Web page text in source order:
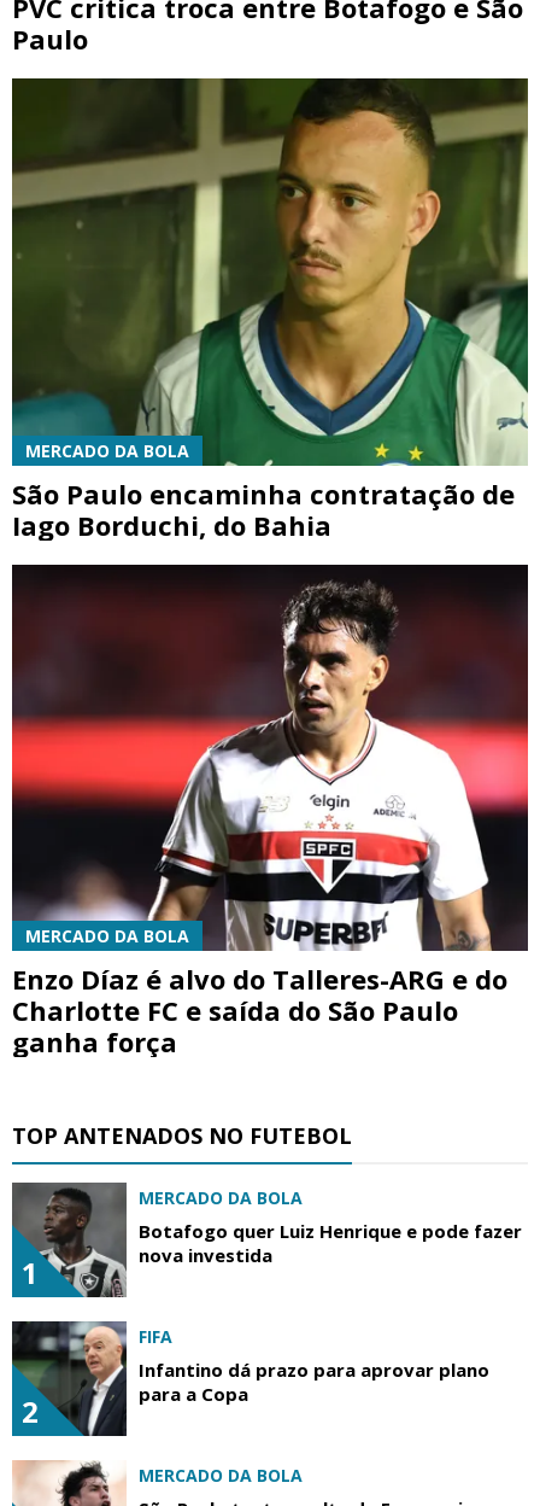
PVC critica troca entre Botafogo e São
Paulo
MERCADO DA BOLA
São Paulo encaminha contratação de
Iago Borduchi, do Bahia
MERCADO DA BOLA
Enzo Díaz é alvo do Talleres-ARG e do
Charlotte FC e saída do São Paulo
ganha força
TOP ANTENADOS NO FUTEBOL
1
MERCADO DA BOLA
Botafogo quer Luiz Henrique e pode fazer
nova investida
2
FIFA
Infantino dá prazo para aprovar plano
para a Copa
MERCADO DA BOLA